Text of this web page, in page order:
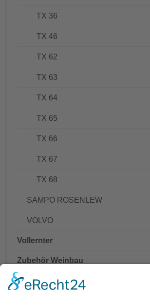
TX 36
TX 46
TX 62
TX 63
TX 64
TX 65
TX 66
TX 67
TX 68
SAMPO ROSENLEW
VOLVO
Vollernter
Zubehör Weinbau